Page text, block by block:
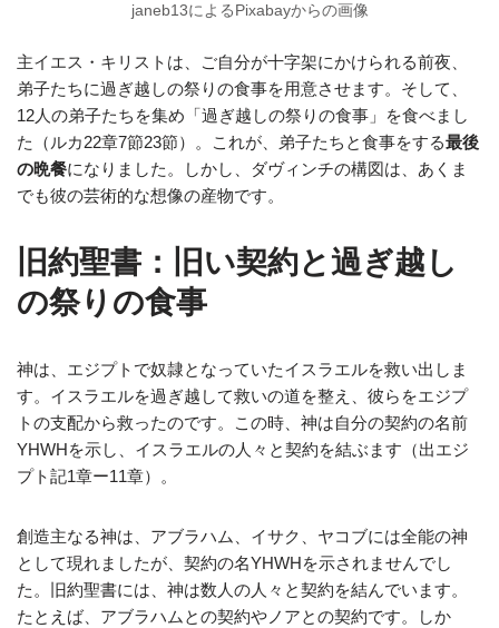
janeb13によるPixabayからの画像
主イエス・キリストは、ご自分が十字架にかけられる前夜、
弟子たちに過ぎ越しの祭りの食事を用意させます。そして、
12人の弟子たちを集め「過ぎ越しの祭りの食事」を食べまし
た（ルカ22章7節23節）。これが、弟子たちと食事をする最後
の晩餐になりました。しかし、ダヴィンチの構図は、あくま
でも彼の芸術的な想像の産物です。
旧約聖書：旧い契約と過ぎ越し
の祭りの食事
神は、エジプトで奴隷となっていたイスラエルを救い出しま
す。イスラエルを過ぎ越して救いの道を整え、彼らをエジプ
トの支配から救ったのです。この時、神は自分の契約の名前
YHWHを示し、イスラエルの人々と契約を結ぶます（出エジ
プト記1章ー11章）。
創造主なる神は、アブラハム、イサク、ヤコブには全能の神
として現れましたが、契約の名YHWHを示されませんでし
た。旧約聖書には、神は数人の人々と契約を結んでいます。
たとえば、アブラハムとの契約やノアとの契約です。しか